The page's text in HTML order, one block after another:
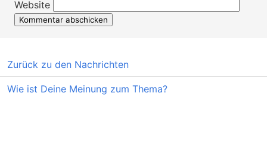
Website
Zurück zu den Nachrichten
Wie ist Deine Meinung zum Thema?